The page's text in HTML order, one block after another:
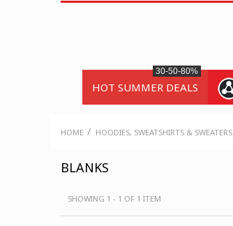
HOT SUMMER DEALS
30-50-80%
HOME / HOODIES, SWEATSHIRTS & SWEATERS
BLANKS
SHOWING 1 - 1 OF 1 ITEM